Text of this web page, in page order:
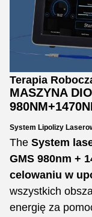
Terapia
MASZYNA
System Lipolizy
The System
GMS 980nm +
celowaniu w
wszystkich
energię za